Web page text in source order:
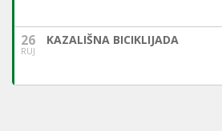
26
RUJ
KAZALIŠNA BICIKLIJADA